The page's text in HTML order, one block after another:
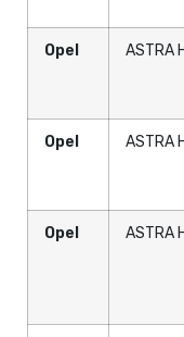
Opel ASTRA
Opel ASTRA
Opel ASTRA